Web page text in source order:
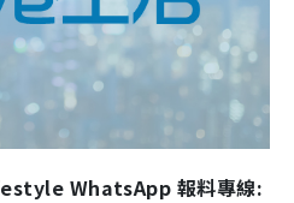
WhatsApp 報料專線: